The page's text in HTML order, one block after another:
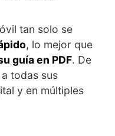
tan solo se
, lo mejor que
guía en PDF. De
todas sus
y en múltiples